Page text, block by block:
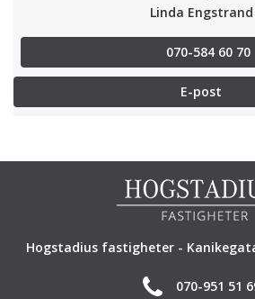
Linda Engstrand
070-584 60 70
E-post
Hogstadius fastigheter -
070-951 51